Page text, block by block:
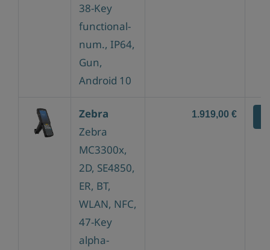
38-Key
functional-
num., IP64,
Gun,
Android 10
Zebra
Zebra
MC3300x,
2D, SE4850,
ER, BT,
WLAN, NFC,
47-Key
alpha-
1.919,00 €